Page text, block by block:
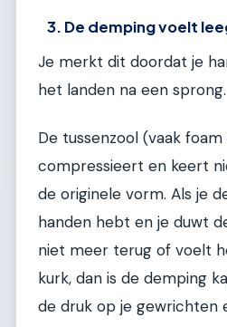
3. De demping voelt
Je merkt dit doordat je
het landen na een sprong.
De tussenzool (vaak foam
compressieert en keert
de originele vorm. Als je
handen hebt en je duwt
niet meer terug of voelt
kurk, dan is de demping
de druk op je gewrichten